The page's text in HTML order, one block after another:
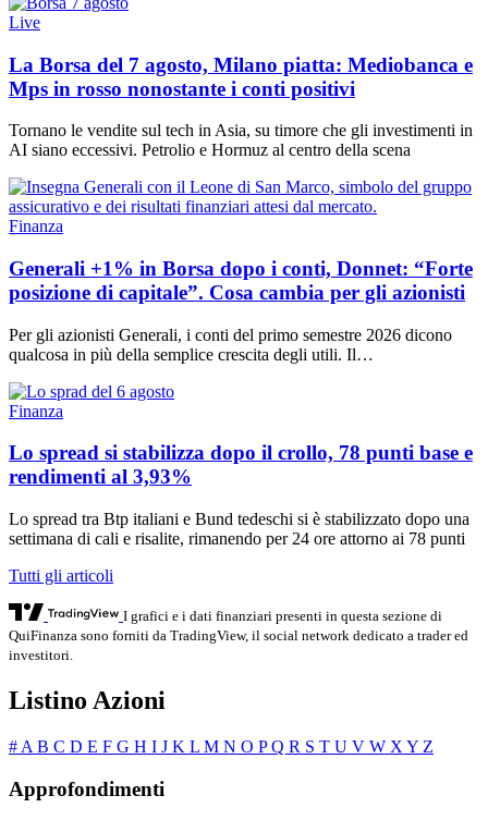
Live
La Borsa del 7 agosto, Milano piatta: Mediobanca e
Mps in rosso nonostante i conti positivi
Tornano le vendite sul tech in Asia, su timore che gli investimenti in
AI siano eccessivi. Petrolio e Hormuz al centro della scena
Finanza
Generali +1% in Borsa dopo i conti, Donnet: “Forte
posizione di capitale”. Cosa cambia per gli azionisti
Per gli azionisti Generali, i conti del primo semestre 2026 dicono
qualcosa in più della semplice crescita degli utili. Il…
Finanza
Lo spread si stabilizza dopo il crollo, 78 punti base e
rendimenti al 3,93%
Lo spread tra Btp italiani e Bund tedeschi si è stabilizzato dopo una
settimana di cali e risalite, rimanendo per 24 ore attorno ai 78 punti
Tutti gli articoli
I grafici e i dati finanziari presenti in questa sezione di
QuiFinanza sono forniti da TradingView, il social network dedicato a trader ed
investitori.
Listino Azioni
# A B C D E F G H I J K L M N O PQ R S T U V W X Y Z
Approfondimenti